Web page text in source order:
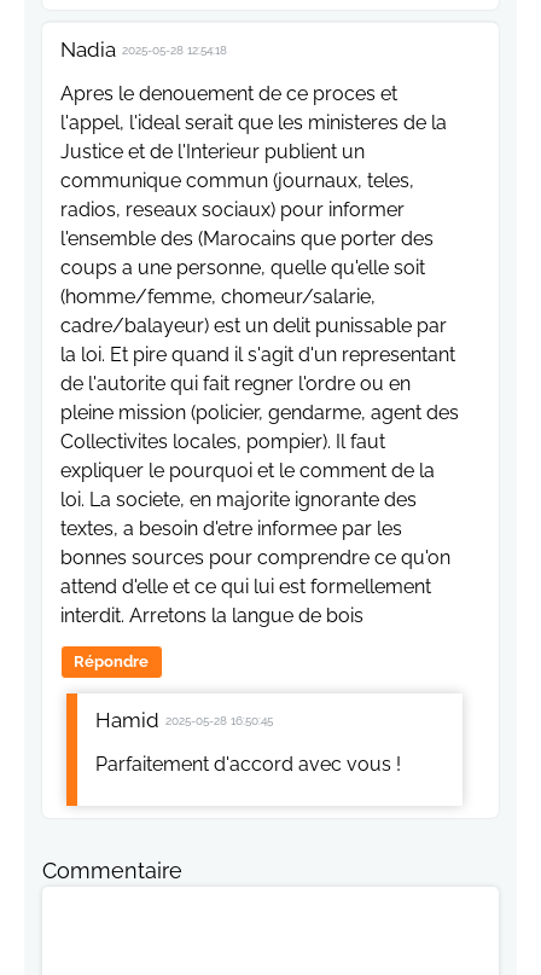
Nadia 2025-05-28 12:54:18
Apres le denouement de ce proces et
l'appel, l'ideal serait que les ministeres de la
Justice et de l'Interieur publient un
communique commun (journaux, teles,
radios, reseaux sociaux) pour informer
l'ensemble des (Marocains que porter des
coups a une personne, quelle qu'elle soit
(homme/femme, chomeur/salarie,
cadre/balayeur) est un delit punissable par
la loi. Et pire quand il s'agit d'un representant
de l'autorite qui fait regner l'ordre ou en
pleine mission (policier, gendarme, agent des
Collectivites locales, pompier). Il faut
expliquer le pourquoi et le comment de la
loi. La societe, en majorite ignorante des
textes, a besoin d'etre informee par les
bonnes sources pour comprendre ce qu'on
attend d'elle et ce qui lui est formellement
interdit. Arretons la langue de bois
Répondre
Hamid 2025-05-28 16:50:45
Parfaitement d'accord avec vous !
Commentaire